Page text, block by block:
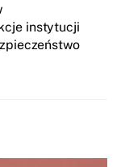
instytucji